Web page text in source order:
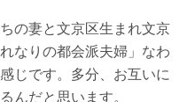
の妻と文京区生まれ文京
なりの都会派夫婦」なわ
じです。多分、お互いに
んだと思います。